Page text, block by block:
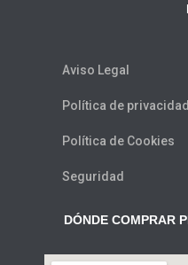
Aviso Legal
Política de privacidad
Política de Cookies
Seguridad
DÓNDE COMPRAR